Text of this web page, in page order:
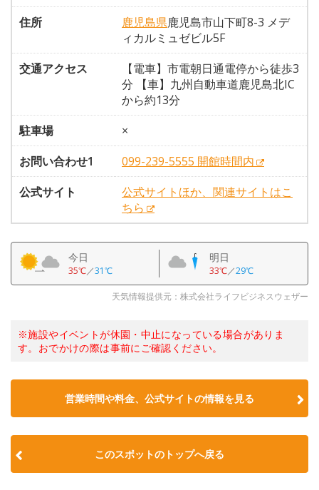
住所
鹿児島県鹿児島市山下町8-3 メデ
ィカルミュゼビル5F
交通アクセス
【電車】市電朝日通電停から徒歩3
分 【車】九州自動車道鹿児島北IC
から約13分
駐車場
×
お問い合わせ1
099-239-5555 開館時間内
公式サイト
公式サイトほか、関連サイトはこ
ちら
今日
35℃／31℃
明日
33℃／29℃
天気情報提供元：株式会社ライフビジネスウェザー
※施設やイベントが休園・中止になっている場合がありま
す。おでかけの際は事前にご確認ください。
営業時間や料金、公式サイトの情報を見る
このスポットのトップへ戻る